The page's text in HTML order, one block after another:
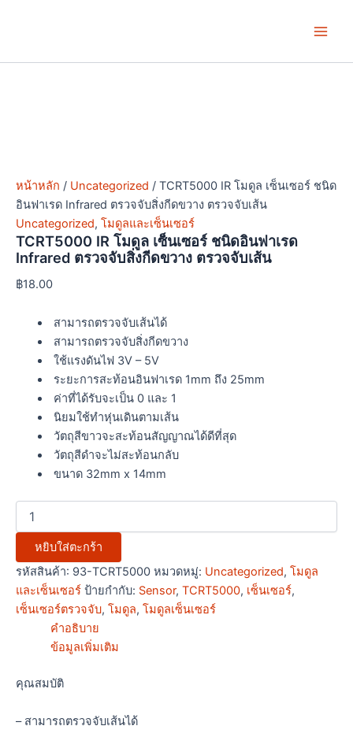
หน้าหลัก / Uncategorized / TCRT5000 IR โมดูล เซ็นเซอร์ ชนิด
อินฟาเรด Infrared ตรวจจับสิ่งกีดขวาง ตรวจจับเส้น
Uncategorized, โมดูลและเซ็นเซอร์
TCRT5000 IR โมดูล เซ็นเซอร์ ชนิดอินฟาเรด
Infrared ตรวจจับสิ่งกีดขวาง ตรวจจับเส้น
฿18.00
สามารถตรวจจับเส้นได้
สามารถตรวจจับสิ่งกีดขวาง
ใช้แรงดันไฟ 3V – 5V
ระยะการสะท้อนอินฟาเรด 1mm ถึง 25mm
ค่าที่ได้รับจะเป็น 0 และ 1
นิยมใช้ทำหุ่นเดินตามเส้น
วัตถุสีขาวจะสะท้อนสัญญาณได้ดีที่สุด
วัตถุสีดำจะไม่สะท้อนกลับ
ขนาด 32mm x 14mm
สิ่ง
ตรวจ
จับ
เส้น
ชิ้น
หยิบใส่ตะกร้า
รหัสสินค้า: 93-TCRT5000 หมวดหมู่: Uncategorized, โมดูล
และเซ็นเซอร์ ป้ายกำกับ: Sensor, TCRT5000, เซ็นเซอร์,
เซ็นเซอร์ตรวจจับ, โมดูล, โมดูลเซ็นเซอร์
คำอธิบาย
ข้อมูลเพิ่มเติม
คุณสมบัติ
– สามารถตรวจจับเส้นได้
through
multiple
chosen
on
product
page
multiple
chosen
the
product
page